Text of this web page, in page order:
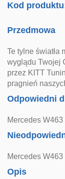
Kod
Przedmowa
Te tylne światła
wyglądu Twojej
przez KITT
pragnień
Odpowiedni
Mercedes
Mercedes
Opis